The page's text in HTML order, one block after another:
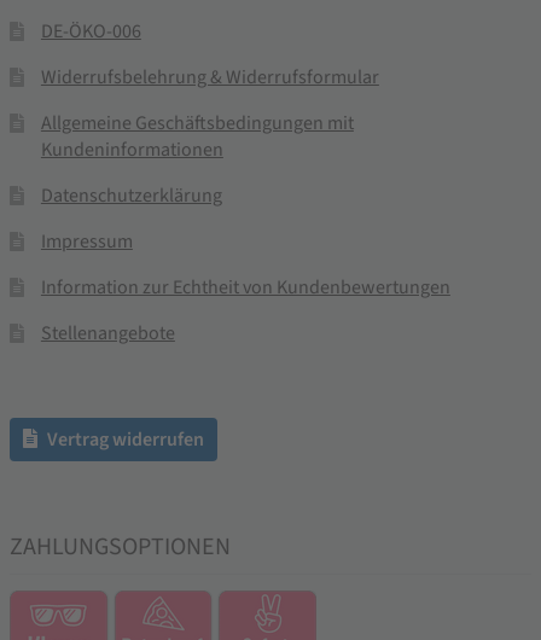
DE-ÖKO-006
Widerrufsbelehrung & Widerrufsformular
Allgemeine Geschäftsbedingungen mit
Kundeninformationen
Datenschutzerklärung
Impressum
Information zur Echtheit von Kundenbewertungen
Stellenangebote
Vertrag widerrufen
ZAHLUNGSOPTIONEN